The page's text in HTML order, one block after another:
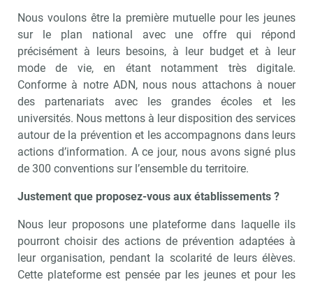
Nous voulons être la première mutuelle pour les jeunes
sur le plan national avec une offre qui répond
précisément à leurs besoins, à leur budget et à leur
mode de vie, en étant notamment très digitale.
Conforme à notre ADN, nous nous attachons à nouer
des partenariats avec les grandes écoles et les
universités. Nous mettons à leur disposition des services
autour de la prévention et les accompagnons dans leurs
actions d’information. A ce jour, nous avons signé plus
de 300 conventions sur l’ensemble du territoire.
Justement que proposez-vous aux établissements ?
Nous leur proposons une plateforme dans laquelle ils
pourront choisir des actions de prévention adaptées à
leur organisation, pendant la scolarité de leurs élèves.
Cette plateforme est pensée par les jeunes et pour les
Recevoir Campus Matin
Valider